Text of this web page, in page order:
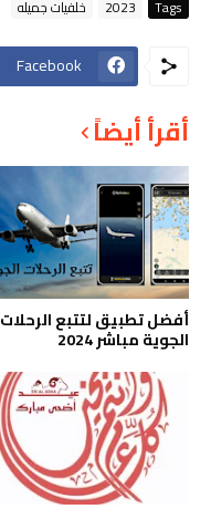
Tags
2023 خلفيات جميله
Facebook
أقرأ أيضاً
أفضل تطبيق لتتبع الرحلات
الجوية مباشر 2024